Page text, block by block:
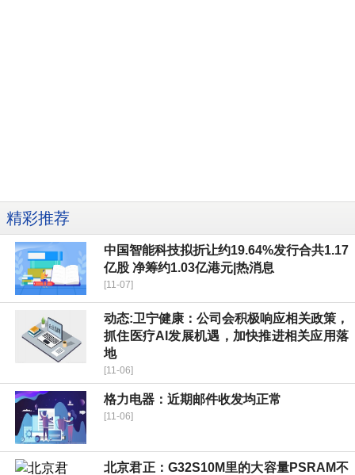
精彩推荐
中国智能科技拟折让约19.64%发行合共1.17
亿股 净筹约1.03亿港元|热消息
[11-07]
动态:卫宁健康：公司会积极响应相关政策，
抓住医疗AI发展机遇，加快推进相关应用落
地
[11-06]
格力电器：近期邮件收发均正常
[11-06]
北京君正：G32S10M里的大容量PSRAM不